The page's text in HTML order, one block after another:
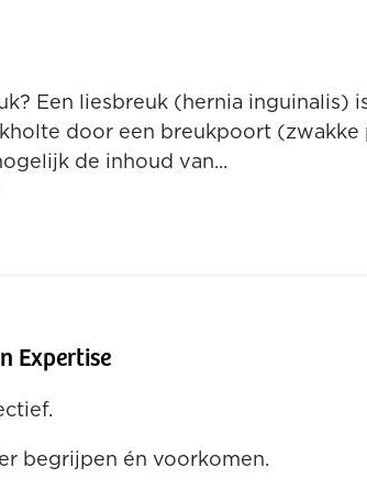
Een liesbreuk (hernia inguinalis)
door een breukpoort (zwakke
de inhoud van...
Expertise
begrijpen én voorkomen.